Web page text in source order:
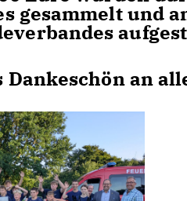
gesammelt und
Dankeschön an